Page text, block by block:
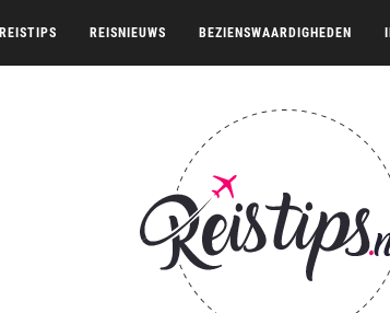
REISTIPS REISNIEUWS BEZIENSWAARDIGHEDEN